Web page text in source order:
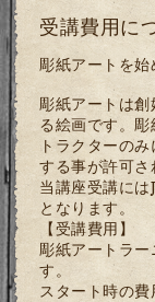
受講費用に
彫紙アートを始
彫紙アートは
る絵画です。
トラクターの
する事が許可さ
当講座受講に
となります。
【受講費用】
彫紙アートラ
す。
スタート時の費